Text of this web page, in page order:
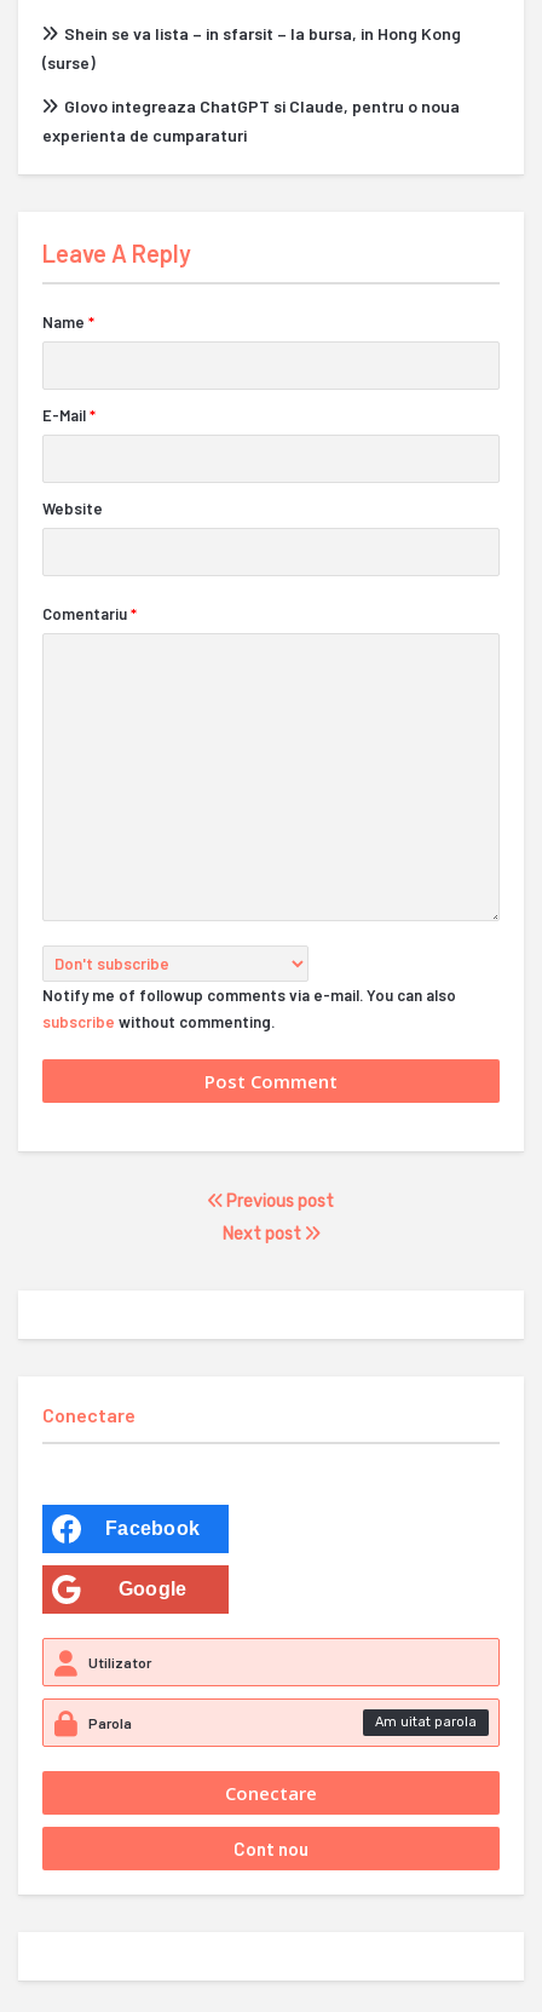
Shein se va lista – in sfarsit – la bursa, in Hong Kong
(surse)
Glovo integreaza ChatGPT si Claude, pentru o noua
experienta de cumparaturi
Leave A Reply
Name *
E-Mail*
Website
Comentariu*
Notify me of followup comments via e-mail. You can also
subscribe without commenting.
Previous post
Next post
Conectare
Facebook
Google
Am uitat parola